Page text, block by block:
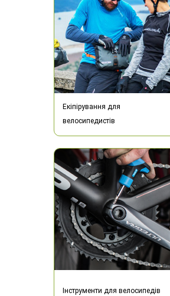
Екіпірування для
велосипедистів
Інструменти для велосипедів